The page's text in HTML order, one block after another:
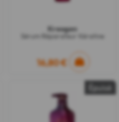
Kreogen
Sérum Réparateur Kératine
16,80 €
Épuisé